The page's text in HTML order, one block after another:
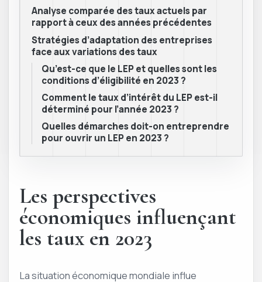
Analyse comparée des taux actuels par
rapport à ceux des années précédentes
Stratégies d’adaptation des entreprises
face aux variations des taux
Qu’est-ce que le LEP et quelles sont les
conditions d’éligibilité en 2023 ?
Comment le taux d’intérêt du LEP est-il
déterminé pour l’année 2023 ?
Quelles démarches doit-on entreprendre
pour ouvrir un LEP en 2023 ?
Les perspectives
économiques influençant
les taux en 2023
La situation économique mondiale influe